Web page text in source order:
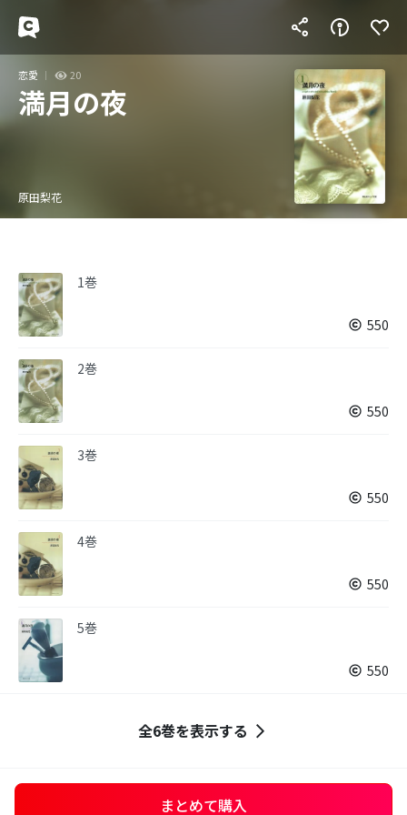
恋愛 20
満月の夜
原田梨花
1巻
550
2巻
550
3巻
550
4巻
550
5巻
550
全6巻を表示する
まとめて購入